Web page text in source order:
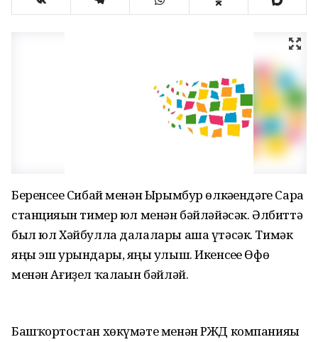
Беренсеһе Сибай менән Ырымбур өлкәһендәге Сара
станцияһын тимер юл менән бәйләйәсәк. Әлбиттә
был юл Хәйбулла далалары аша үтәсәк. Тимәк
яңы эш урындары, яңы һулыш. Икенсеһе Өфө
менән Ағиҙел ҡалаһын бәйләй.
Башҡортостан хөкүмәте менән РЖД компанияһы